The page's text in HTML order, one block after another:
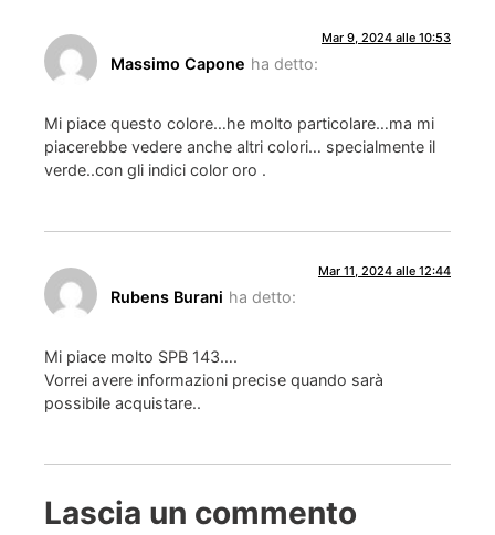
Massimo Capone ha detto:
Mar 9, 2024 alle 10:53
Mi piace questo colore…he molto particolare…ma mi
piacerebbe vedere anche altri colori… specialmente il
verde..con gli indici color oro .
Rubens Burani ha detto:
Mar 11, 2024 alle 12:44
Mi piace molto SPB 143….
Vorrei avere informazioni precise quando sarà
possibile acquistare..
Lascia un commento